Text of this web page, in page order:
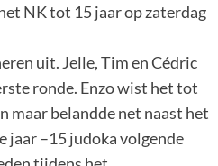
NK tot 15 jaar op zaterdag
uit. Jelle, Tim en Cédric
ronde. Enzo wist het tot
maar belandde net naast het
jaar –15 judoka volgende